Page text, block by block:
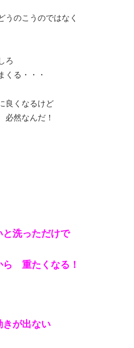
のこうのではなく
ろ
る・・・
良くなるけど
然なんだ！
洗っただけで
重たくなる！
が出ない